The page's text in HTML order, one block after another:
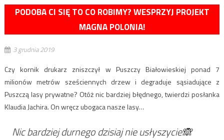
PODOBA CI SIĘ TO CO ROBIMY? WESPRZYJ PROJEKT
MAGNA POLONIA!
3 grudnia 2019
Czy kornik drukarz zniszczył w Puszczy Białowieskiej ponad 7
milionów metrów sześciennych drzew i degraduje sąsiadujące z
Puszczą lasy prywatne? Otóż nic bardziej błędnego, twierdzi posłanka
Klaudia Jachira. On wręcz ubogaca nasze lasy…
Nic bardziej durnego dzisiaj nie usłyszycie🙈